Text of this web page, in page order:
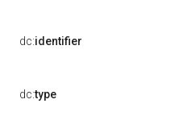
dc:identifier
dc:type